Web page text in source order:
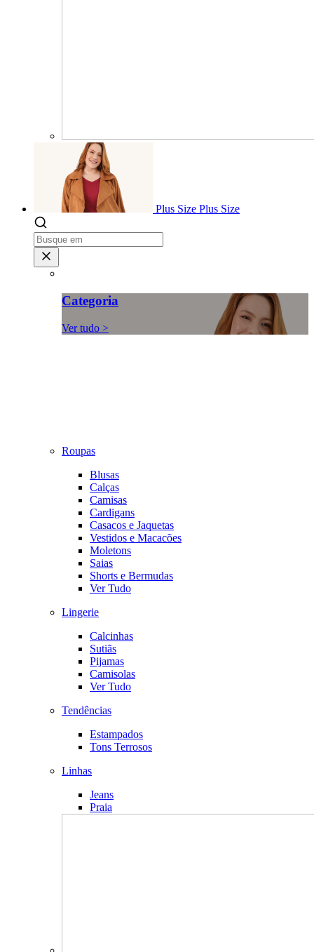
Plus Size Plus Size
Categoria
Ver tudo >
Roupas
Blusas
Calças
Camisas
Cardigans
Casacos e Jaquetas
Vestidos e Macacões
Moletons
Saias
Shorts e Bermudas
Ver Tudo
Lingerie
Calcinhas
Sutiãs
Pijamas
Camisolas
Ver Tudo
Tendências
Estampados
Tons Terrosos
Linhas
Jeans
Praia